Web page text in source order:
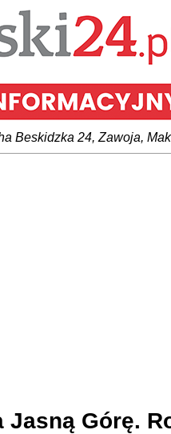
Beskidzka 24, Zawoja,
Górę.